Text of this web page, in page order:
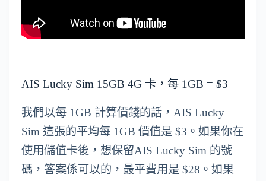
AIS Lucky Sim 15GB 4G 卡，每 1GB = $3
我們以每 1GB 計算價錢的話，AIS Lucky
Sim 這張的平均每 1GB 價值是 $3。如果你在
使用儲值卡後，想保留AIS Lucky Sim 的號
碼，答案係可以的，最平費用是 $28。如果